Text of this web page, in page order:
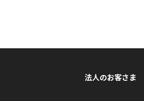
法人のお客さま